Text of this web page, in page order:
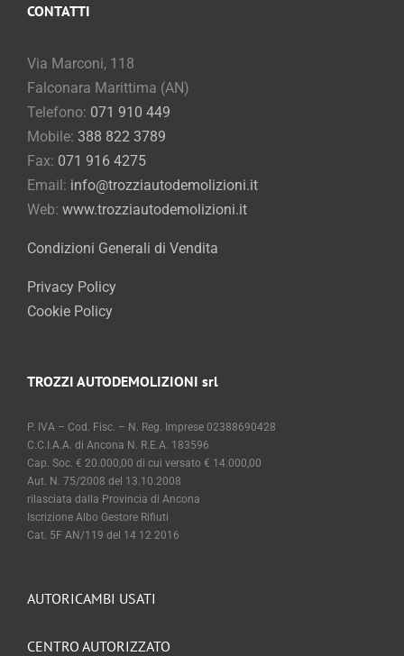
AUTORICAMBI USATI
CENTRO AUTORIZZATO
CONTATTI
Via Marconi, 118
Falconara Marittima (AN)
Telefono: 071 910 449
Mobile: 388 822 3789
Fax: 071 916 4275
Email: info@trozziautodemolizioni.it
Web: www.trozziautodemolizioni.it
Condizioni Generali di Vendita
Privacy Policy
Cookie Policy
TROZZI AUTODEMOLIZIONI srl
P. IVA – Cod. Fisc. – N. Reg. Imprese 02388690428
C.C.I.A.A. di Ancona N. R.E.A. 183596
Cap. Soc. € 20.000,00 di cui versato € 14.000,00
Aut. N. 75/2008 del 13.10.2008
rilasciata dalla Provincia di Ancona
Iscrizione Albo Gestore Rifiuti
Cat. 5F AN/119 del 14 12 2016